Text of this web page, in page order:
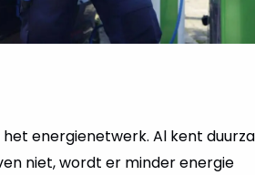
energienetwerk. Al kent
niet, wordt er minder energie